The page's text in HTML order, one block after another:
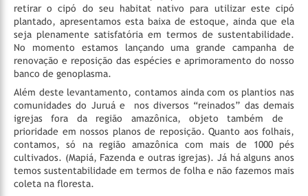
retirar o cipó do seu habitat nativo para utilizar este cipó
plantado, apresentamos esta baixa de estoque, ainda que ela
seja plenamente satisfatória em termos de sustentabilidade.
No momento estamos lançando uma grande campanha de
renovação e reposição das espécies e aprimoramento do nosso
banco de genoplasma.
Além deste levantamento, contamos ainda com os plantios nas
comunidades do Juruá e nos diversos “reinados” das demais
igrejas fora da região amazônica, objeto também de
prioridade em nossos planos de reposição. Quanto aos folhais,
contamos, só na região amazônica com mais de 1000 pés
cultivados. (Mapiá, Fazenda e outras igrejas). Já há alguns anos
temos sustentabilidade em termos de folha e não fazemos mais
coleta na floresta.